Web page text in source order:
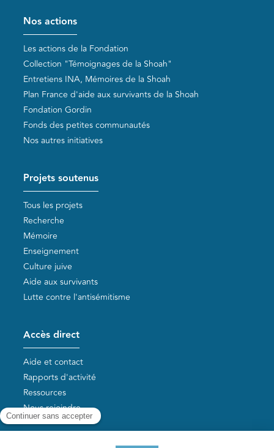
Pied de page
Nos actions
Les actions de la Fondation
Collection "Témoignages de la Shoah"
Entretiens INA, Mémoires de la Shoah
Plan France d'aide aux survivants de la Shoah
Fondation Gordin
Fonds des petites communautés
Nos autres initiatives
Projets soutenus
Tous les projets
Recherche
Mémoire
Enseignement
Culture juive
Aide aux survivants
Lutte contre l'antisémitisme
Accès direct
Aide et contact
Rapports d'activité
Ressources
Nous rejoindre